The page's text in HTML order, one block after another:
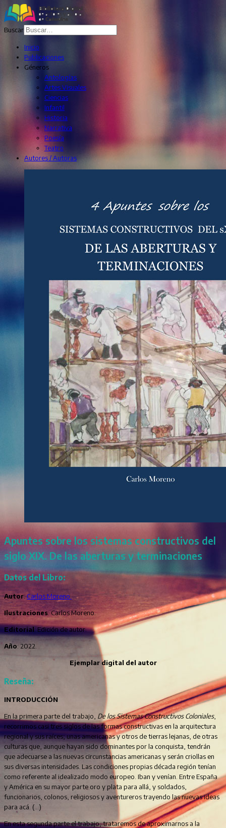
Buscar
Inicio
Publicaciones
Géneros
Antologías
Artes Visuales
Ciencias
Infantil
Historia
Narrativa
Poesía
Teatro
Autores / Autoras
Apuntes sobre los sistemas constructivos del
siglo XIX. De las aberturas y terminaciones
Datos del Libro:
Autor:Carlos Moreno.
Ilustraciones: Carlos Moreno.
Editorial: Edición de autor.
Año: 2022.
Ejemplar digital del autor
Reseña:
INTRODUCCIÓN
En la primera parte del trabajo, De los Sistemas Constructivos Coloniales,
recorrimos casi tres siglos de las formas constructivas en la arquitectura
regional y sus raíces; unas americanas y otros de tierras lejanas, de otras
culturas que, aunque hayan sido dominantes por la conquista, tendrán
que adecuarse a las nuevas circunstancias americanas y serán criollas en
sus diversas intensidades. Las condiciones propias década región tenían
como referente al idealizado modo europeo. Iban y venían. Entre España
y América en su mayor parte oro y plata para allá, y soldados,
funcionarios, colonos, religiosos y aventureros trayendo las nuevas ideas
para acá. (…)
En esta segunda parte el trabajo, trataremos de aproximarnos a la